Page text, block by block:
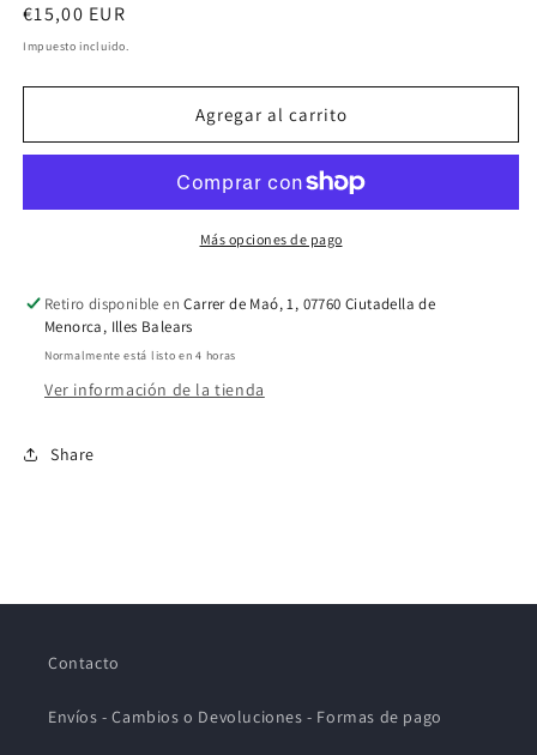
Precio
habitual
€15,00 EUR
Impuesto incluido.
Agregar al carrito
Más opciones de pago
Retiro disponible enCarrer de Maó, 1, 07760 Ciutadella de
Menorca, Illes Balears
Normalmente está listo en 4 horas
Ver información de la tienda
Share
Contacto
Envíos - Cambios o Devoluciones - Formas de pago